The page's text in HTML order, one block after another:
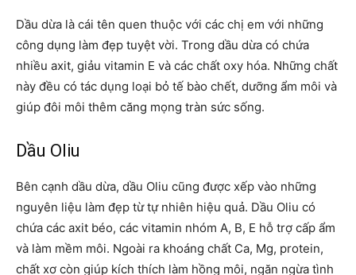
Dầu dừa là cái tên quen thuộc với các chị em với những
công dụng làm đẹp tuyệt vời. Trong dầu dừa có chứa
nhiều axit, giảu vitamin E và các chất oxy hóa. Những chất
này đều có tác dụng loại bỏ tế bào chết, dưỡng ẩm môi và
giúp đôi môi thêm căng mọng tràn sức sống.
Dầu Oliu
Bên cạnh dầu dừa, dầu Oliu cũng được xếp vào những
nguyên liệu làm đẹp từ tự nhiên hiệu quả. Dầu Oliu có
chứa các axit béo, các vitamin nhóm A, B, E hỗ trợ cấp ẩm
và làm mềm môi. Ngoài ra khoáng chất Ca, Mg, protein,
chất xơ còn giúp kích thích làm hồng môi, ngăn ngừa tình